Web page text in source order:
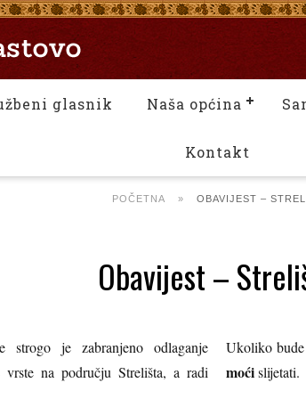
glasnik Naša općina
Kontakt
POČETNA » OBAVIJEST –
Obavijest –
je zabranjeno odlaganje
vrste na području Strelišta, a radi
Ukoliko
moćislijetati.